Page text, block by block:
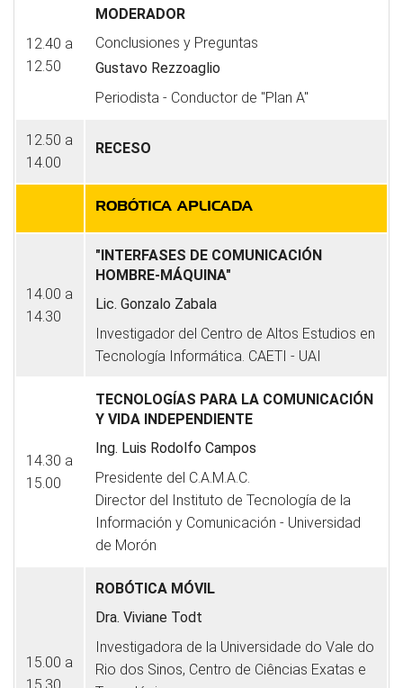
12.40 a
12.50
MODERADOR
Conclusiones y Preguntas
Gustavo Rezzoaglio
Periodista - Conductor de "Plan A"
12.50 a
14.00
RECESO
ROBÓTICA APLICADA
14.00 a
14.30
"INTERFASES DE COMUNICACIÓN
HOMBRE-MÁQUINA"
Lic. Gonzalo Zabala
Investigador del Centro de Altos Estudios en
Tecnología Informática. CAETI - UAI
14.30 a
15.00
TECNOLOGÍAS PARA LA COMUNICACIÓN
Y VIDA INDEPENDIENTE
Ing. Luis Rodolfo Campos
Presidente del C.A.M.A.C.
Director del Instituto de Tecnología de la
Información y Comunicación - Universidad
de Morón
15.00 a
15.30
ROBÓTICA MÓVIL
Dra. Viviane Todt
Investigadora de la Universidade do Vale do
Rio dos Sinos, Centro de Ciências Exatas e